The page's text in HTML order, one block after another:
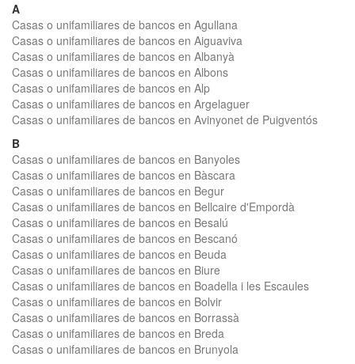
A
Casas o unifamiliares de bancos en Agullana
Casas o unifamiliares de bancos en Aiguaviva
Casas o unifamiliares de bancos en Albanyà
Casas o unifamiliares de bancos en Albons
Casas o unifamiliares de bancos en Alp
Casas o unifamiliares de bancos en Argelaguer
Casas o unifamiliares de bancos en Avinyonet de Puigventós
B
Casas o unifamiliares de bancos en Banyoles
Casas o unifamiliares de bancos en Bàscara
Casas o unifamiliares de bancos en Begur
Casas o unifamiliares de bancos en Bellcaire d'Empordà
Casas o unifamiliares de bancos en Besalú
Casas o unifamiliares de bancos en Bescanó
Casas o unifamiliares de bancos en Beuda
Casas o unifamiliares de bancos en Biure
Casas o unifamiliares de bancos en Boadella i les Escaules
Casas o unifamiliares de bancos en Bolvir
Casas o unifamiliares de bancos en Borrassà
Casas o unifamiliares de bancos en Breda
Casas o unifamiliares de bancos en Brunyola